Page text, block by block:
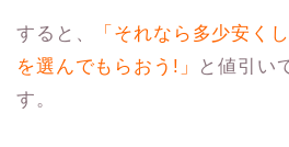
すると、
「それなら多少安く
を選んでもらおう!」
と値引い
す。